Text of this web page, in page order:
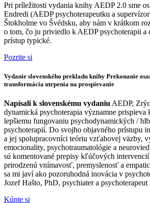
Pri príležitosti vydania knihy AEDP 2.0 sme
Endredi (AEDP psychoterapeutku a
Štokholme vo Švédsku, aby nám v krátkom
o tom, čo ju priviedlo k AEDP psychoterapii a
prístup typické.
Pozrite si
Vydanie slovenského prekladu knihy Prekonanie
transformácia utrpenia na prospievanie
Napísali k slovenskému vydaniu AEDP,
dynamická psychoterapia významne prispieva
lepšiemu fungovaniu psychodynamických /
psychoterapií. Do svojho objavného prístupu
a jej spolupracovníci teóriu vzťahovej väzby,
emocionality, psychotraumatológie a
sú komentované prepisy kľúčových
prirodzenú vnímavosť, premyslenosť a
sa mi javí ako pozoruhodná inovácia v
Jozef Hašto, PhD, psychiater a psychoterapeut
Kúpte si